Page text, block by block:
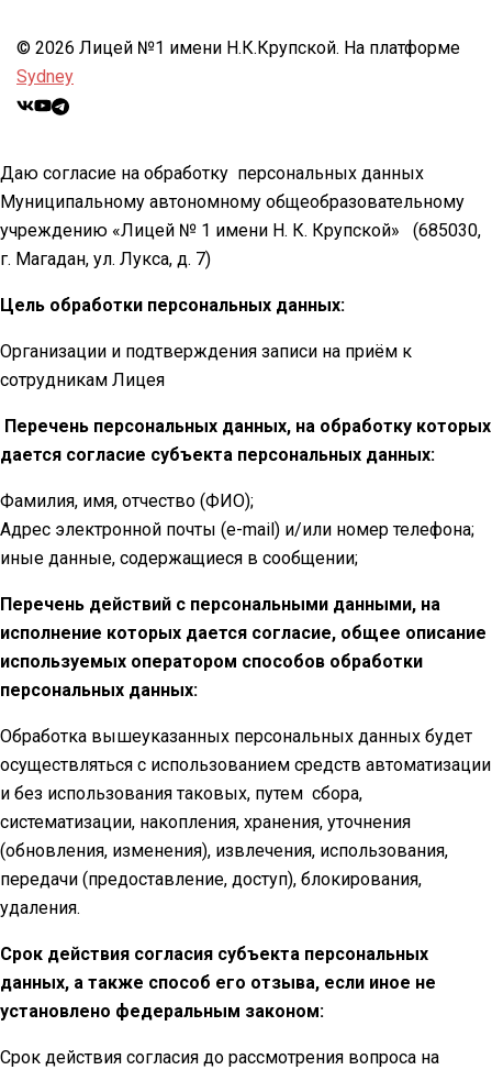
© 2026 Лицей №1 имени Н.К.Крупской. На платформе
Sydney
Даю согласие на обработку персональных данных
Муниципальному автономному общеобразовательному
учреждению «Лицей № 1 имени Н. К. Крупской»
(685030,
г. Магадан, ул. Лукса, д. 7)
Цель обработки персональных данных:
Организации и подтверждения записи на приём к
сотрудникам Лицея
Перечень персональных данных, на обработку которых
дается согласие субъекта персональных данных:
Фамилия, имя, отчество (ФИО);
Адрес электронной почты (e-mail) и/или номер телефона;
иные данные, содержащиеся в сообщении;
Перечень действий с персональными данными, на
исполнение которых дается согласие, общее описание
используемых оператором способов обработки
персональных данных:
Обработка вышеуказанных персональных данных будет
осуществляться с использованием средств автоматизации
и без использования таковых, путем сбора,
систематизации, накопления, хранения, уточнения
(обновления, изменения), извлечения, использования,
передачи (предоставление, доступ), блокирования,
удаления.
Срок действия согласия субъекта персональных
данных, а также способ его отзыва, если иное не
установлено федеральным законом:
Срок действия согласия до рассмотрения вопроса на